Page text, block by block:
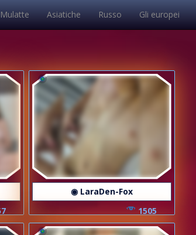
Mulatte Asiatiche Russo Gli europei
◉ LaraDen-Fox
1505